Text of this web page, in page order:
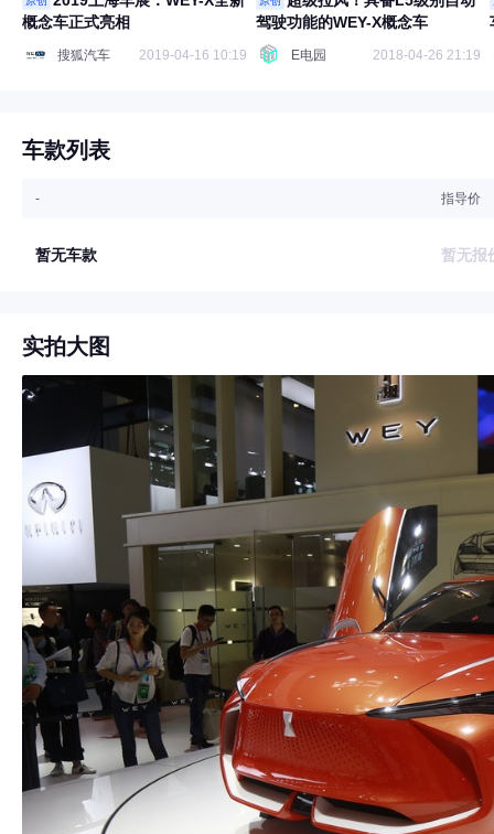
概念车正式亮相
搜狐汽车 2019-04-16 10:19
驾驶功能的WEY-X概念车
E电园 2018-04-26 21:19
车款列表
- 指导价
暂无车款 暂无报
实拍大图